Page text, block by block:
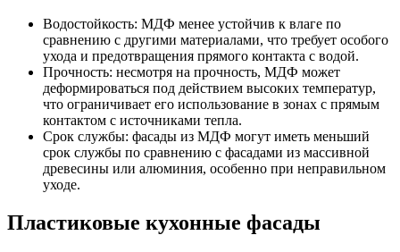
Водостойкость: МДФ менее устойчив к влаге по
сравнению с другими материалами, что требует особого
ухода и предотвращения прямого контакта с водой.
Прочность: несмотря на прочность, МДФ может
деформироваться под действием высоких температур,
что ограничивает его использование в зонах с прямым
контактом с источниками тепла.
Срок службы: фасады из МДФ могут иметь меньший
срок службы по сравнению с фасадами из массивной
древесины или алюминия, особенно при неправильном
уходе.
Пластиковые кухонные фасады